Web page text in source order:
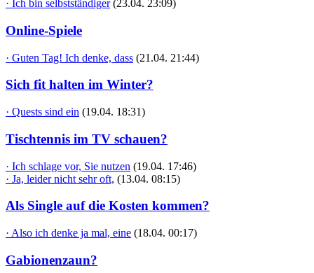
· Ich bin selbstständiger (23.04. 23:09)
Online-Spiele
· Guten Tag! Ich denke, dass (21.04. 21:44)
Sich fit halten im Winter?
· Quests sind ein (19.04. 18:31)
Tischtennis im TV schauen?
· Ich schlage vor, Sie nutzen (19.04. 17:46)
· Ja, leider nicht sehr oft, (13.04. 08:15)
Als Single auf die Kosten kommen?
· Also ich denke ja mal, eine (18.04. 00:17)
Gabionenzaun?